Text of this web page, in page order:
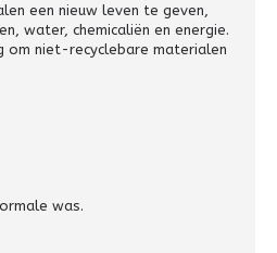
een nieuw leven te geven,
water, chemicaliën en energie.
om niet-recyclebare materialen
was.